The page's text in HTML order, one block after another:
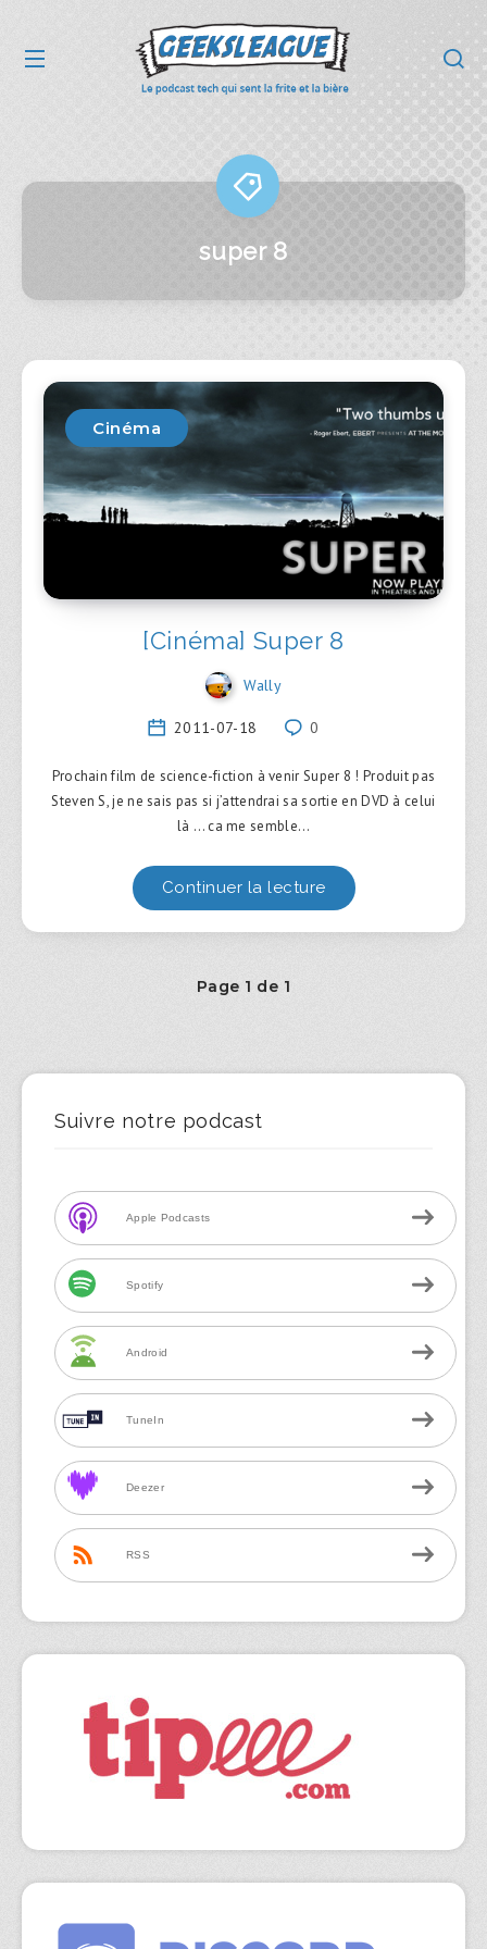
super 8
Cinéma
[Cinéma] Super 8
Wally
2011-07-18 0
Prochain film de science-fiction à venir Super 8 ! Produit pas
Steven S, je ne sais pas si j’attendrai sa sortie en DVD à celui
là … ca me semble…
Continuer la lecture
Page 1 de 1
Suivre notre podcast
Apple Podcasts
Spotify
Android
TuneIn
Deezer
RSS